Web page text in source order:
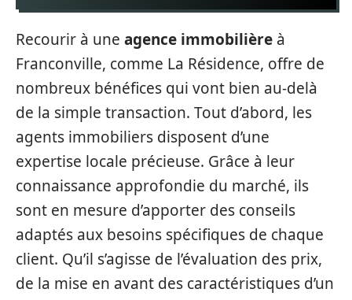
Recourir à une agence immobilière à
Franconville, comme La Résidence, offre de
nombreux bénéfices qui vont bien au-delà
de la simple transaction. Tout d’abord, les
agents immobiliers disposent d’une
expertise locale précieuse. Grâce à leur
connaissance approfondie du marché, ils
sont en mesure d’apporter des conseils
adaptés aux besoins spécifiques de chaque
client. Qu’il s’agisse de l’évaluation des prix,
de la mise en avant des caractéristiques d’un